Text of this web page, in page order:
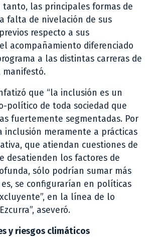
tanto, las principales formas de
falta de nivelación de sus
respecto a sus
acompañamiento diferenciado
a las distintas carreras de
manifestó.
que “la inclusión es un
político de toda sociedad que
fuertemente segmentadas. Por
meramente a prácticas
que atiendan cuestiones de
desatienden los factores de
sólo podrían sumar más
se configurarían en políticas
en la línea de lo
aseveró.
y riesgos climáticos